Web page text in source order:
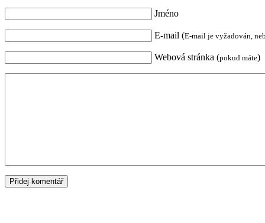
Jméno
E-mail (E-mail je vyžadován,
Webová stránka (pokud máte)